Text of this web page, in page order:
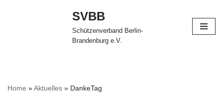
SVBB
Schützenverband Berlin-
Brandenburg e.V.
Home »Aktuelles » DankeTag